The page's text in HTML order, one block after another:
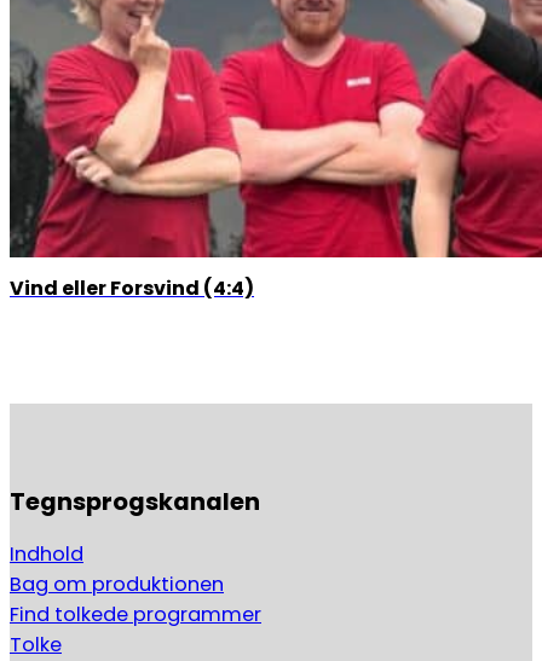
Vind eller Forsvind (4:4)
Tegnsprogskanalen
Indhold
Bag om produktionen
Find tolkede programmer
Tolke